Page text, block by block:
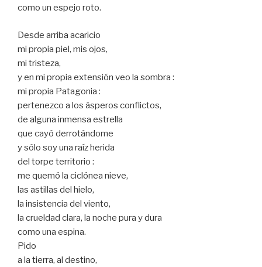
como un espejo roto.
Desde arriba acaricio
mi propia piel, mis ojos,
mi tristeza,
y en mi propia extensión veo la sombra :
mi propia Patagonia :
pertenezco a los ásperos conflictos,
de alguna inmensa estrella
que cayó derrotándome
y sólo soy una raíz herida
del torpe territorio :
me quemó la ciclónea nieve,
las astillas del hielo,
la insistencia del viento,
la crueldad clara, la noche pura y dura
como una espina.
Pido
a la tierra, al destino,